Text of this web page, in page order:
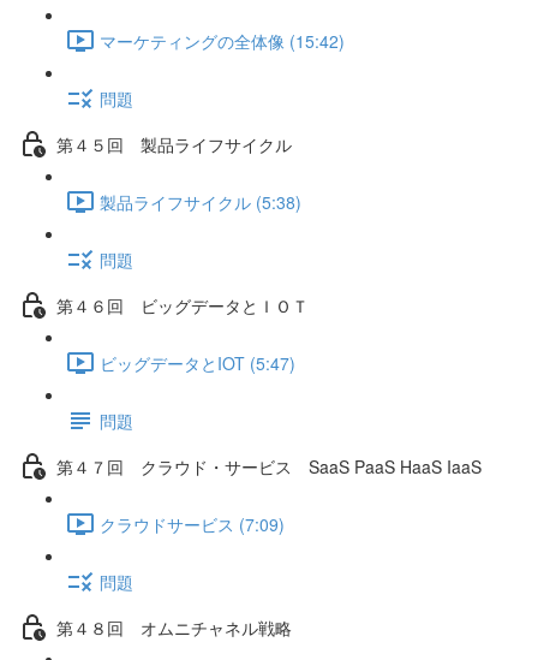
マーケティングの全体像 (15:42)
問題
第４５回 製品ライフサイクル
製品ライフサイクル (5:38)
問題
第４６回 ビッグデータとＩＯＴ
ビッグデータとIOT (5:47)
問題
第４７回 クラウド・サービス SaaS PaaS HaaS IaaS
クラウドサービス (7:09)
問題
第４８回 オムニチャネル戦略